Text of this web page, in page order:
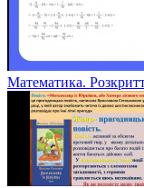
Математика.